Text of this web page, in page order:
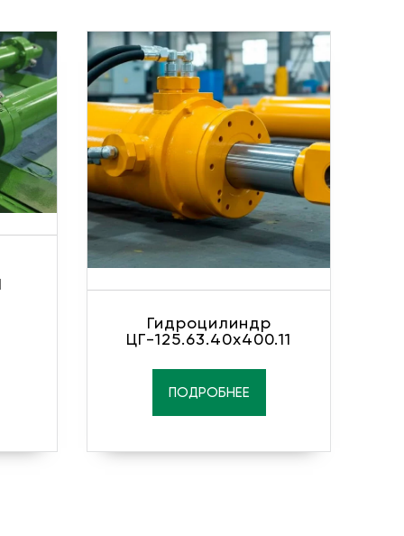
Гидроцилиндр
ЦГ-125.63.40х400.11
ПОДРОБНЕЕ